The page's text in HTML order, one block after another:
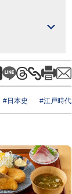
#日本史 #江戸時代